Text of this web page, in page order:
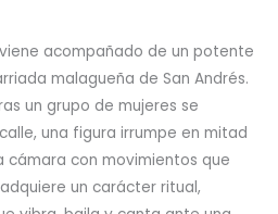
acompañado de un potente
malagueña de San Andrés.
un grupo de mujeres se
una figura irrumpe en mitad
cámara con movimientos que
un carácter ritual,